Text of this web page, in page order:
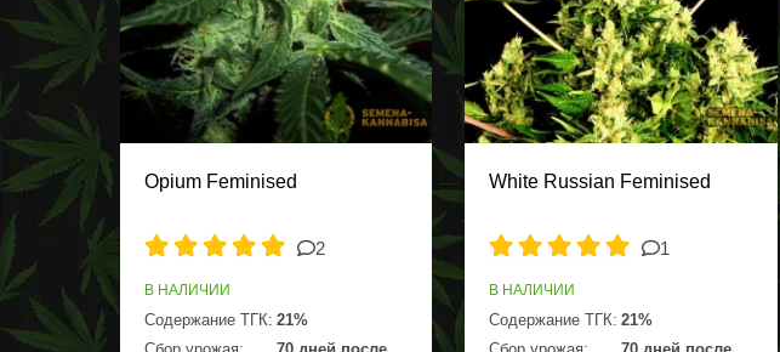
Opium Feminised
2
В НАЛИЧИИ
Содержание ТГК: 21%
White Russian Feminised
1
В НАЛИЧИИ
Содержание ТГК: 21%